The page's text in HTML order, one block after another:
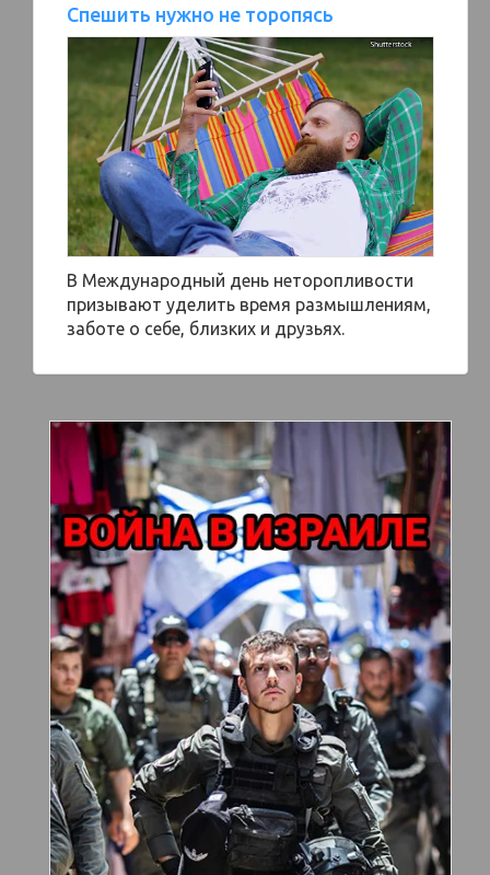
Спешить нужно не торопясь
В Международный день неторопливости
призывают уделить время размышлениям,
заботе о себе, близких и друзьях.